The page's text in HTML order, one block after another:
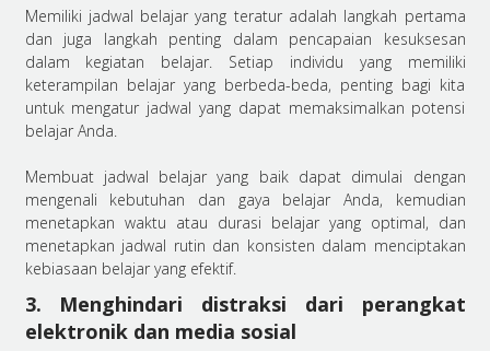
Memiliki jadwal belajar yang teratur adalah langkah pertama
dan juga langkah penting dalam pencapaian kesuksesan
dalam kegiatan belajar. Setiap individu yang memiliki
keterampilan belajar yang berbeda-beda, penting bagi kita
untuk mengatur jadwal yang dapat memaksimalkan potensi
belajar Anda.
Membuat jadwal belajar yang baik dapat dimulai dengan
mengenali kebutuhan dan gaya belajar Anda, kemudian
menetapkan waktu atau durasi belajar yang optimal, dan
menetapkan jadwal rutin dan konsisten dalam menciptakan
kebiasaan belajar yang efektif.
3. Menghindari distraksi dari perangkat
elektronik dan media sosial